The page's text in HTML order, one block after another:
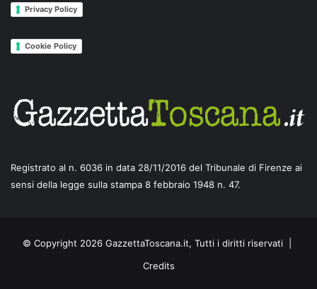
Privacy Policy
Cookie Policy
Registrato al n. 6036 in data 28/11/2016 del Tribunale di Firenze ai
sensi della legge sulla stampa 8 febbraio 1948 n. 47.
© Copyright 2026 GazzettaToscana.it, Tutti i diritti riservati |
Credits